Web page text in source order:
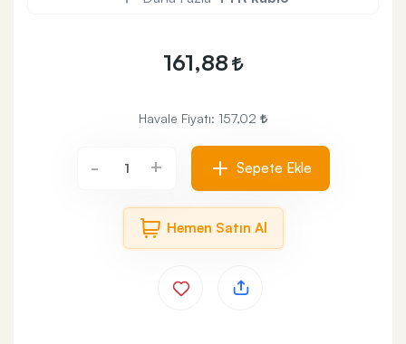
161,88
Havale Fiyatı: 157,02
- + Sepete Ekle
Hemen Satın Al